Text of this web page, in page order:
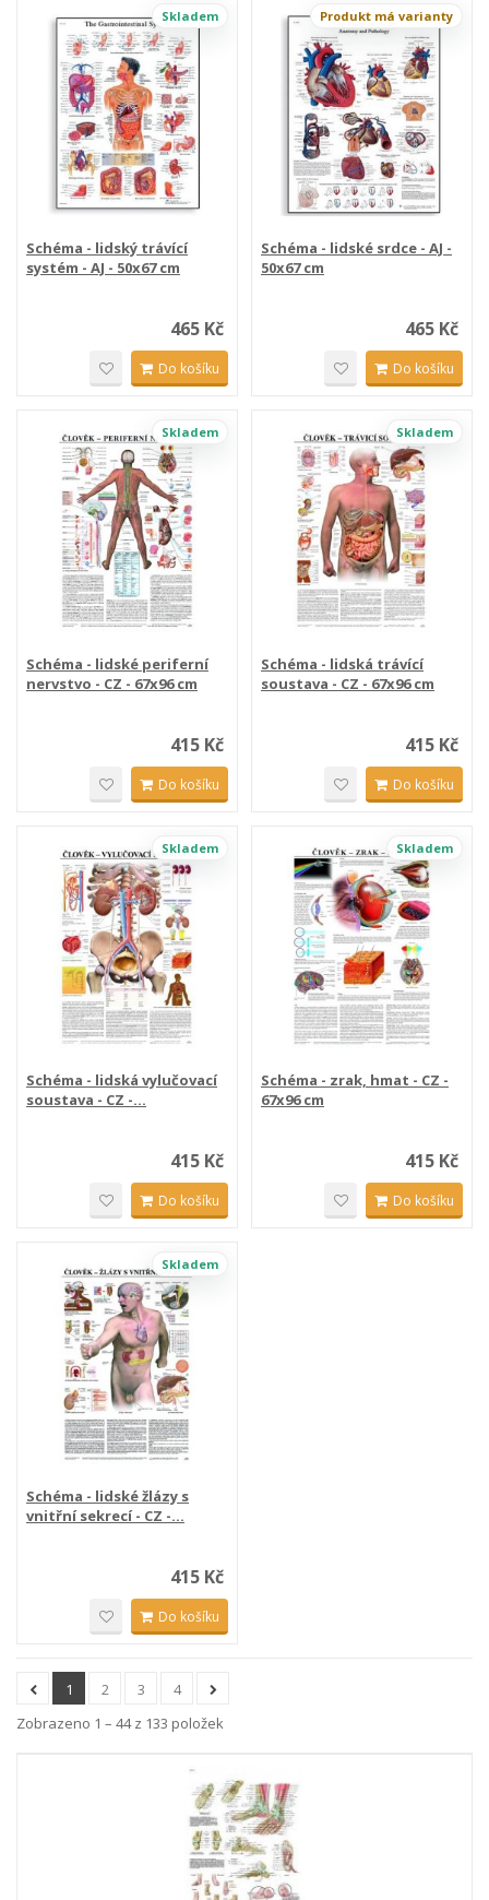
Skladem
Schéma - lidský trávící
systém - AJ - 50x67 cm
465 Kč
Do košíku
Produkt má varianty
Schéma - lidské srdce - AJ -
50x67 cm
465 Kč
Do košíku
Skladem
Schéma - lidské periferní
nervstvo - CZ - 67x96 cm
415 Kč
Do košíku
Skladem
Schéma - lidská trávící
soustava - CZ - 67x96 cm
415 Kč
Do košíku
Skladem
Schéma - lidská vylučovací
soustava - CZ -...
415 Kč
Do košíku
Skladem
Schéma - zrak, hmat - CZ -
67x96 cm
415 Kč
Do košíku
Skladem
Schéma - lidské žlázy s
vnitřní sekrecí - CZ -...
415 Kč
Do košíku
1 2 3
4
Zobrazeno 1 – 44 z 133 položek